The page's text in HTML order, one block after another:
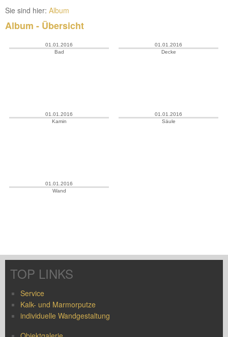
Sie sind hier: Album
Album - Übersicht
01.01.2016
Bad
01.01.2016
Decke
01.01.2016
Kamin
01.01.2016
Säule
01.01.2016
Wand
TOP LINKS
Service
Kalk- und Marmorputze
individuelle Wandgestaltung